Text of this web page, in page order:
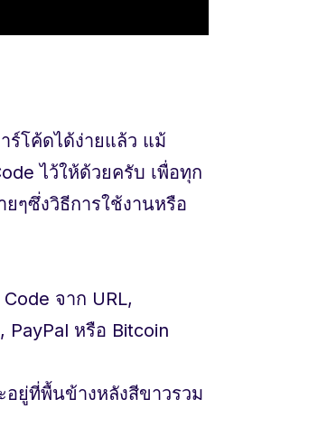
ร์โค้ดได้ง่ายแล้ว แม้
ไว้ให้ด้วยครับ เพื่อทุก
ยๆซึ่งวิธีการใช้งานหรือ
จาก URL,
PayPal หรือ Bitcoin
อยู่ที่พื้นข้างหลังสีขาวรวม